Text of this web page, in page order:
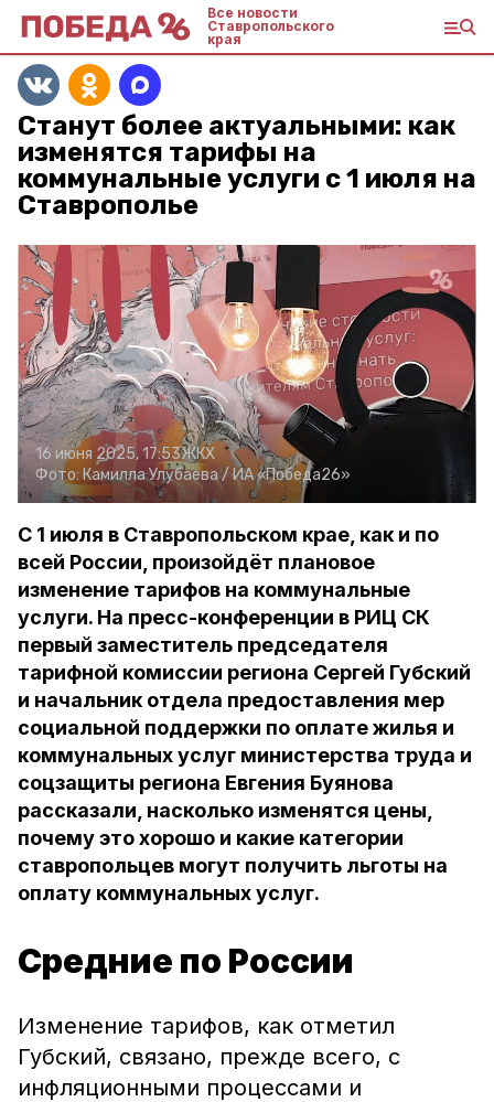
Все новости
Ставропольского
края
Станут более актуальными: как
изменятся тарифы на
коммунальные услуги с 1 июля на
Ставрополье
16 июня 2025, 17:53ЖКХ
Фото: Камилла Улубаева /ИА «Победа26»
С 1 июля в Ставропольском крае, как и по
всей России, произойдёт плановое
изменение тарифов на коммунальные
услуги. На пресс-конференции в РИЦ СК
первый заместитель председателя
тарифной комиссии региона Сергей Губский
и начальник отдела предоставления мер
социальной поддержки по оплате жилья и
коммунальных услуг министерства труда и
соцзащиты региона Евгения Буянова
рассказали, насколько изменятся цены,
почему это хорошо и какие категории
ставропольцев могут получить льготы на
оплату коммунальных услуг.
Средние по России
Изменение тарифов, как отметил
Губский, связано, прежде всего, с
инфляционными процессами и